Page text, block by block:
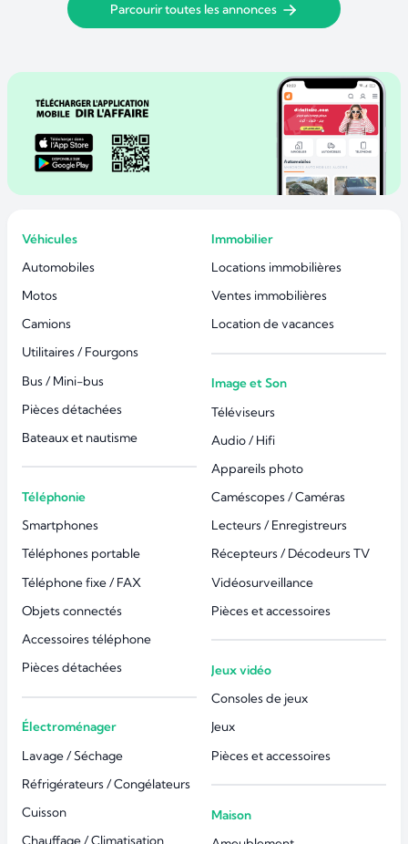
Parcourir toutes les annonces
Véhicules
Automobiles
Motos
Camions
Utilitaires / Fourgons
Bus / Mini-bus
Pièces détachées
Bateaux et nautisme
Téléphonie
Smartphones
Téléphones portable
Téléphone fixe / FAX
Objets connectés
Accessoires téléphone
Pièces détachées
Électroménager
Lavage / Séchage
Réfrigérateurs / Congélateurs
Cuisson
Chauffage / Climatisation
Immobilier
Locations immobilières
Ventes immobilières
Location de vacances
Image et Son
Téléviseurs
Audio / Hifi
Appareils photo
Caméscopes / Caméras
Lecteurs / Enregistreurs
Récepteurs / Décodeurs TV
Vidéosurveillance
Pièces et accessoires
Jeux vidéo
Consoles de jeux
Jeux
Pièces et accessoires
Maison